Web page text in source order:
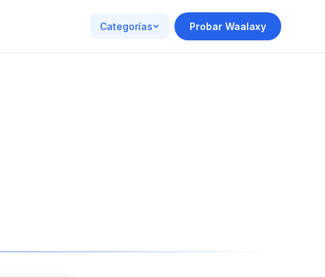
Categorías Probar Waalaxy